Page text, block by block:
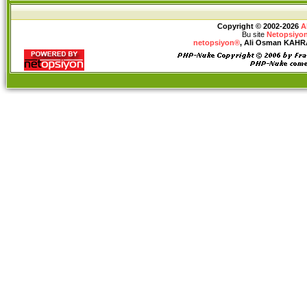
Copyright © 2002-2026
Bu site
netopsiyon®, Ali Osman